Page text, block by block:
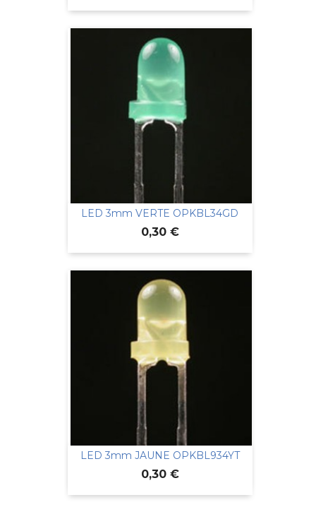
LED 3mm VERTE OPKBL34GD
Prix
0,30 €
LED 3mm JAUNE OPKBL934YT
Prix
0,30 €